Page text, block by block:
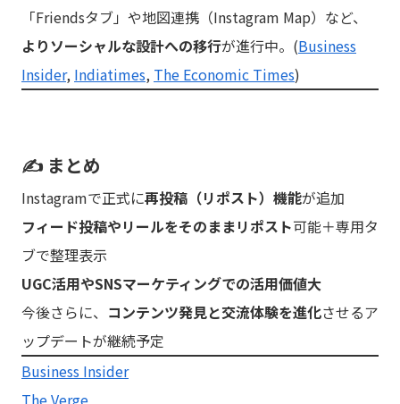
「Friendsタブ」や地図連携（Instagram Map）など、
よりソーシャルな設計への移行が進行中。(Business
Insider, Indiatimes, The Economic Times)
✍️ まとめ
Instagramで正式に再投稿（リポスト）機能が追加
フィード投稿やリールをそのままリポスト可能＋専用タ
ブで整理表示
UGC活用やSNSマーケティングでの活用価値大
今後さらに、 コンテンツ発見と交流体験を進化させるア
ップデートが継続予定
Business Insider
The Verge